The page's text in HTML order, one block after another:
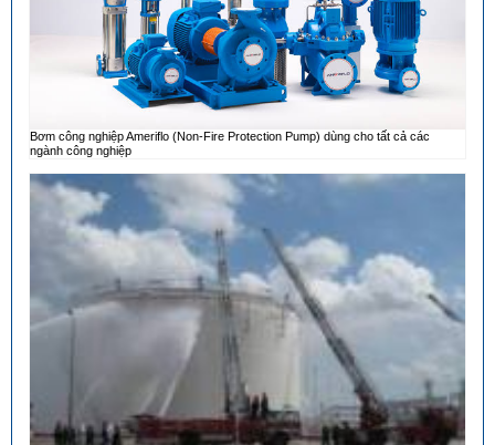
Bơm công nghiệp Ameriflo (Non-Fire Protection Pump) dùng cho tất cả các
ngành công nghiệp